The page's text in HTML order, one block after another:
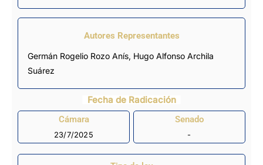
Autores Representantes
Germán Rogelio Rozo Anís, Hugo Alfonso Archila
Suárez
Fecha de Radicación
Cámara
23/7/2025
Senado
-